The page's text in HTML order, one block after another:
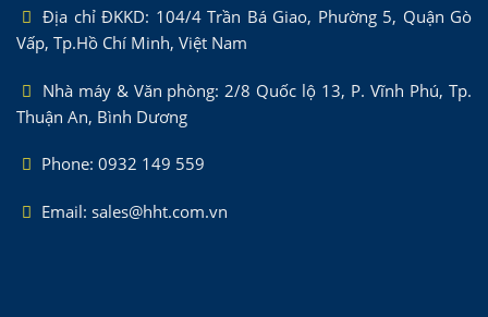
Địa chỉ ĐKKD: 104/4 Trần Bá Giao, Phường 5, Quận Gò
Vấp, Tp.Hồ Chí Minh, Việt Nam
Nhà máy & Văn phòng: 2/8 Quốc lộ 13, P. Vĩnh Phú, Tp.
Thuận An, Bình Dương
Phone: 0932 149 559
Email: sales@hht.com.vn